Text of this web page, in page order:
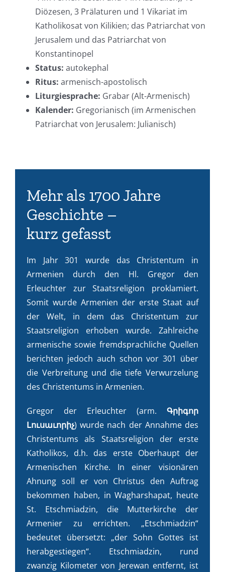
Diözesen, 3 Prälaturen und 1 Vikariat im
Katholikosat von Kilikien; das Patriarchat von
Jerusalem und das Patriarchat von
Konstantinopel
Status: autokephal
Ritus: armenisch-apostolisch
Liturgiesprache: Grabar (Alt-Armenisch)
Kalender: Gregorianisch (im Armenischen
Patriarchat von Jerusalem: Julianisch)
Mehr als 1700 Jahre
Geschichte –
kurz gefasst
Im Jahr 301 wurde das Christentum in
Armenien durch den Hl. Gregor den
Erleuchter zur Staatsreligion proklamiert.
Somit wurde Armenien der erste Staat auf
der Welt, in dem das Christentum zur
Staatsreligion erhoben wurde. Zahlreiche
armenische sowie fremdsprachliche Quellen
berichten jedoch auch schon vor 301 über
die Verbreitung und die tiefe Verwurzelung
des Christentums in Armenien.
Gregor der Erleuchter (arm. Գրիգոր
Լուսաւորիչ) wurde nach der Annahme des
Christentums als Staatsreligion der erste
Katholikos, d.h. das erste Oberhaupt der
Armenischen Kirche. In einer visionären
Ahnung soll er von Christus den Auftrag
bekommen haben, in Wagharshapat, heute
St. Etschmiadzin, die Mutterkirche der
Armenier zu errichten. „Etschmiadzin“
bedeutet übersetzt: „der Sohn Gottes ist
herabgestiegen“. Etschmiadzin, rund
zwanzig Kilometer von Jerewan entfernt, ist